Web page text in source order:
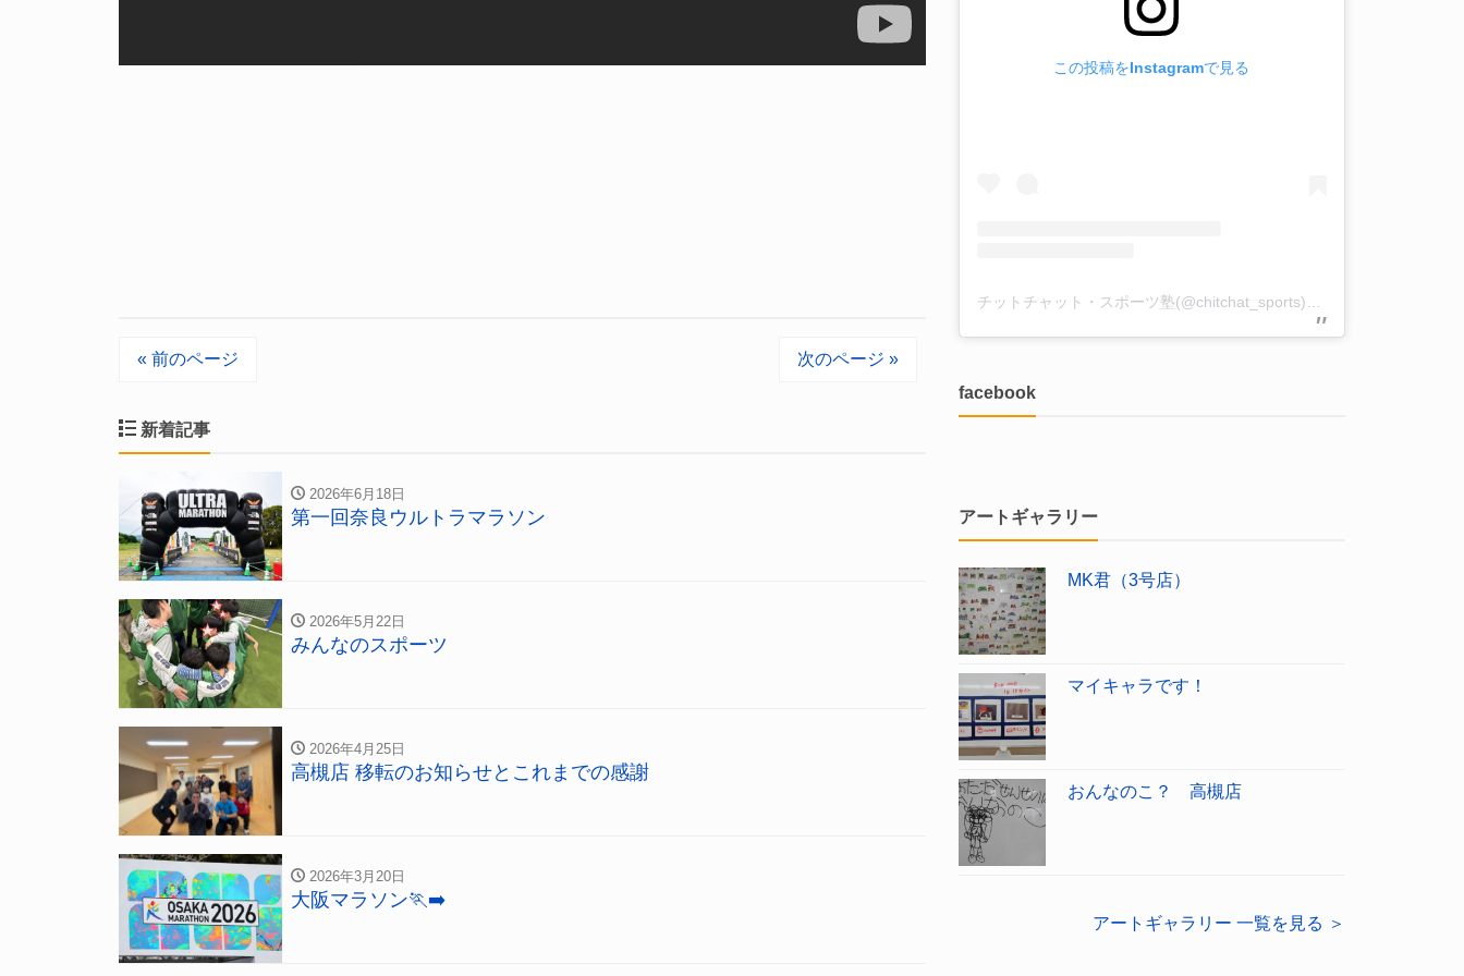
« 前のページ 次のページ »
新着記事
2026年6月18日
第一回奈良ウルトラマラソン
2026年5月22日
みんなのスポーツ
2026年4月25日
高槻店 移転のお知らせとこれまでの感謝
2026年3月20日
大阪マラソン🏃‍➡️
この投稿をInstagramで見る
チットチャット・スポーツ塾(@chitchat_sports)がシェアした投稿
facebook
アートギャラリー
MK君（3号店）
マイキャラです！
おんなのこ？ 高槻店
アートギャラリー 一覧を見る ＞